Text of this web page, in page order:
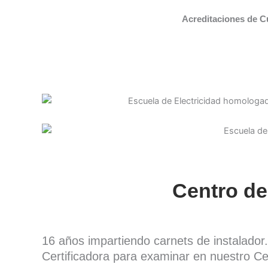
Acreditaciones de
Centro
16 años impartiendo carnets de
Certificadora para examinar en nuestro